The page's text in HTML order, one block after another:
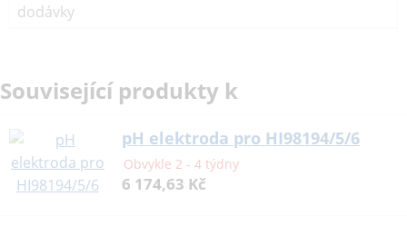
dodávky
Související produkty k
pH elektroda pro HI98194/5/6
Obvykle 2 - 4 týdny
6 174,63 Kč